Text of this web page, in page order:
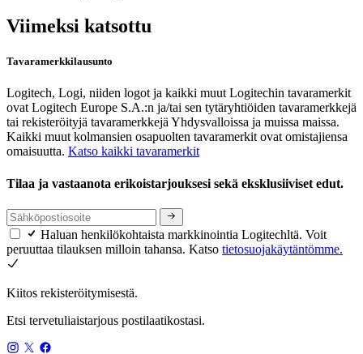
Viimeksi katsottu
Tavaramerkkilausunto
Logitech, Logi, niiden logot ja kaikki muut Logitechin tavaramerkit
ovat Logitech Europe S.A.:n ja/tai sen tytäryhtiöiden tavaramerkkejä
tai rekisteröityjä tavaramerkkejä Yhdysvalloissa ja muissa maissa.
Kaikki muut kolmansien osapuolten tavaramerkit ovat omistajiensa
omaisuutta. Katso kaikki tavaramerkit
Tilaa ja vastaanota erikoistarjouksesi sekä eksklusiiviset edut.
Haluan henkilökohtaista markkinointia Logitechltä. Voit
peruuttaa tilauksen milloin tahansa. Katso tietosuojakäytäntömme.
Kiitos rekisteröitymisestä.
Etsi tervetuliaistarjous postilaatikostasi.